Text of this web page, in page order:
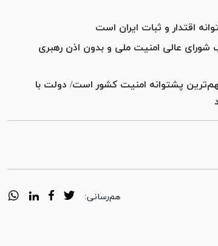
اقتدار و ثبات ایران است
عالی امنیت ملی و بدون اذن رهبری
پشتوانه امنیت کشور است/ دولت با
هم‌رسانی: